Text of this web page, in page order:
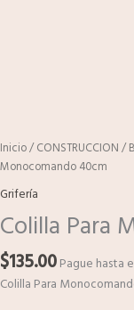
Inicio/CONSTRUCCION /
Monocomando 40cm
Grifería
Colilla Para
$135.00Pague hasta
Colilla Para